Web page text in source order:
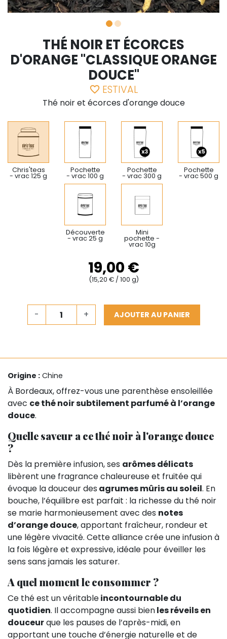
THÉ NOIR ET ÉCORCES
D'ORANGE "CLASSIQUE ORANGE
DOUCE"
favorite_border ESTIVAL
Thé noir et écorces d'orange douce
Chris'teas
- vrac 125 g
Pochette
- vrac 100 g
Pochette
- vrac 300 g
Pochette
- vrac 500 g
Découverte
- vrac 25 g
Mini
pochette -
vrac 10g
19,00 €
(15,20 € / 100 g)
- + AJOUTER AU PANIER
Origine : Chine
À Bordeaux, offrez-vous une parenthèse ensoleillée
avec ce thé noir subtilement parfumé à l’orange
douce.
Quelle saveur a ce thé noir à l'orange douce
?
Dès la première infusion, ses arômes délicats
libèrent une fragrance chaleureuse et fruitée qui
évoque la douceur des agrumes mûris au soleil. En
bouche, l’équilibre est parfait : la richesse du thé noir
se marie harmonieusement avec des notes
d’orange douce, apportant fraîcheur, rondeur et
une légère vivacité. Cette alliance crée une infusion à
la fois légère et expressive, idéale pour éveiller les
sens sans jamais les saturer.
A quel moment le consommer ?
Ce thé est un véritableincontournable du
quotidien. Il accompagne aussi bienles réveils en
douceurque les pauses de l’après-midi, en
apportant une touche d’énergie naturelle et de